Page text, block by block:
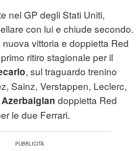
nel GP degli Stati Uniti,
con lui e chiude secondo.
vittoria e doppietta Red
ritiro stagionale per il
, sul traguardo trenino
Sainz, Verstappen, Leclerc,
Azerbaigian doppietta Red
le due Ferrari.